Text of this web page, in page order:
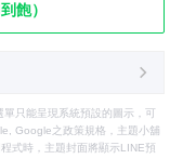
飽）
只能呈現系統預設的圖示，可
Google之政策規格，主題小舖
式時，主題封面將顯示LINE預